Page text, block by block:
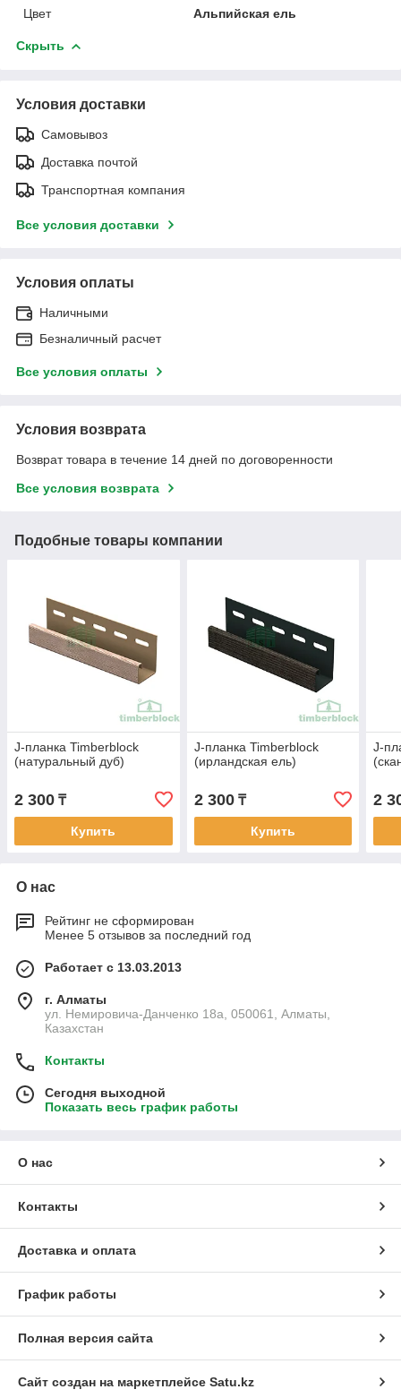
Цвет
Альпийская ель
Скрыть
Условия доставки
Самовывоз
Доставка почтой
Транспортная компания
Все условия доставки
Условия оплаты
Наличными
Безналичный расчет
Все условия оплаты
Условия возврата
Возврат товара в течение 14 дней по договоренности
Все условия возврата
Подобные товары компании
J-планка Timberblock
(натуральный дуб)
2 300 ₸
Купить
J-планка Timberblock
(ирландская ель)
2 300₸
Купить
J-
2
О нас
Рейтинг не сформирован
Менее 5 отзывов за последний год
Работает с 13.03.2013
г. Алматы
ул. Немировича-Данченко 18а, 050061, Алматы,
Казахстан
Контакты
Сегодня выходной
Показать весь график работы
О нас
Контакты
Доставка и оплата
График работы
Полная версия сайта
Сайт создан на маркетплейсе Satu.kz